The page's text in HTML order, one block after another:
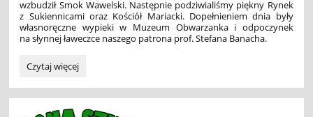
wzbudził Smok Wawelski. Następnie podziwialiśmy piękny Rynek
z Sukiennicami oraz Kościół Mariacki. Dopełnieniem dnia były
własnoręczne wypieki w Muzeum Obwarzanka i odpoczynek
na słynnej ławeczce naszego patrona prof. Stefana Banacha.
Wycieczka
Krakowa:
Czytaj więcej